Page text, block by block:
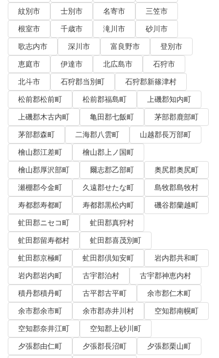
紋別市 士別市 名寄市
三笠市
根室市
千歳市 滝川市
砂川市
歌志内市
深川市 富良野市
登別市
恵庭市
伊達市 北広島市
石狩市
北斗市
石狩郡当別町
石狩郡新篠津村
松前郡松前町
松前郡福島町
上磯郡知内町
上磯郡木古内町
亀田郡七飯町
茅部郡鹿部町
茅部郡森町
二海郡八雲町
山越郡長万部町
檜山郡江差町
檜山郡上ノ国町
檜山郡厚沢部町
爾志郡乙部町
奥尻郡奥尻町
瀬棚郡今金町
久遠郡せたな町
島牧郡島牧村
寿都郡寿都町
寿都郡黒松内町
磯谷郡蘭越町
虻田郡ニセコ町
虻田郡真狩村
虻田郡留寿都村
虻田郡喜茂別町
虻田郡京極町
虻田郡倶知安町
岩内郡共和町
岩内郡岩内町
古宇郡泊村
古宇郡神恵内村
積丹郡積丹町
古平郡古平町
余市郡仁木町
余市郡余市町
余市郡赤井川村
空知郡南幌町
空知郡奈井江町
空知郡上砂川町
夕張郡由仁町
夕張郡長沼町
夕張郡栗山町